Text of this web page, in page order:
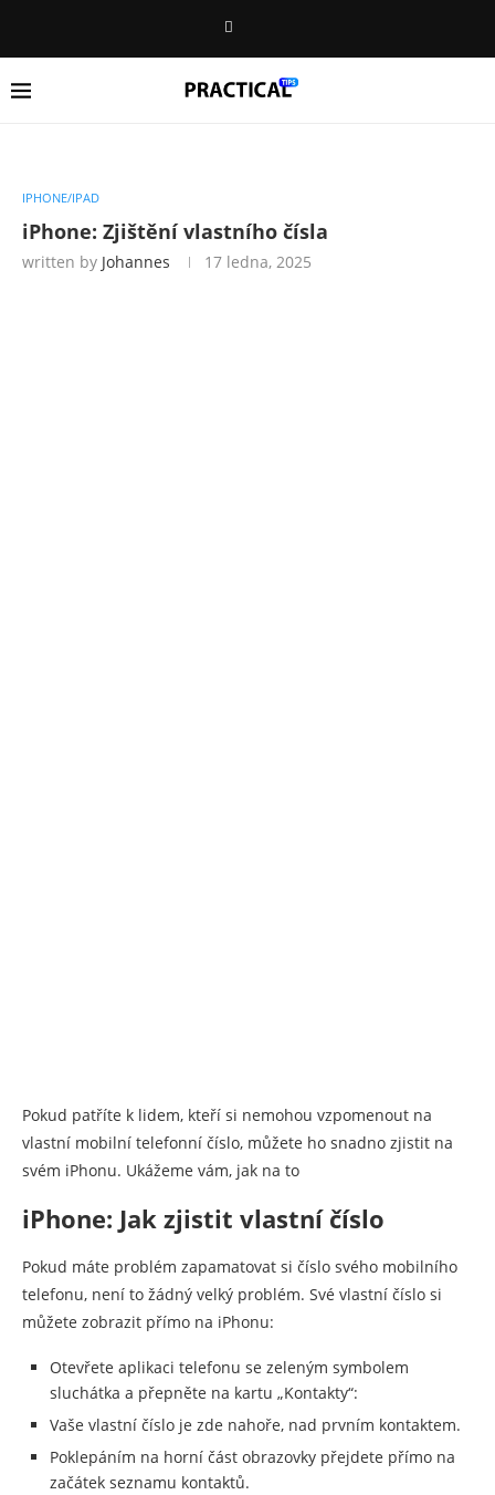
IPHONE/IPAD
iPhone: Zjištění vlastního čísla
written by Johannes 17 ledna, 2025
Pokud patříte k lidem, kteří si nemohou vzpomenout na
vlastní mobilní telefonní číslo, můžete ho snadno zjistit na
svém iPhonu. Ukážeme vám, jak na to
iPhone: Jak zjistit vlastní číslo
Pokud máte problém zapamatovat si číslo svého mobilního
telefonu, není to žádný velký problém. Své vlastní číslo si
můžete zobrazit přímo na iPhonu:
Otevřete aplikaci telefonu se zeleným symbolem
sluchátka a přepněte na kartu „Kontakty“:
Vaše vlastní číslo je zde nahoře, nad prvním kontaktem.
Poklepáním na horní část obrazovky přejdete přímo na
začátek seznamu kontaktů.